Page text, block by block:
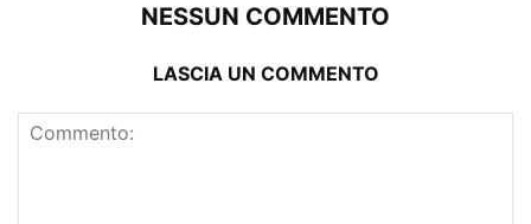
NESSUN COMMENTO
LASCIA UN COMMENTO